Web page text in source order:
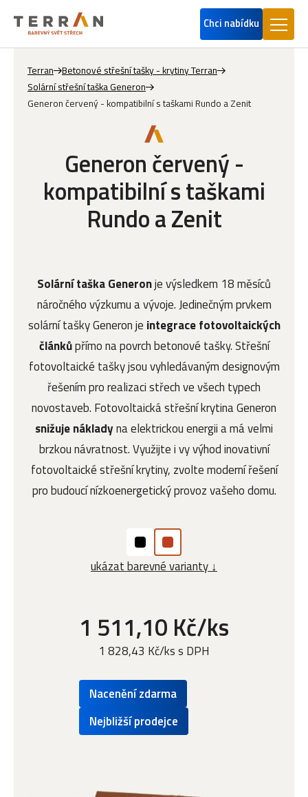
Chci nabídku
Terran
Betonové střešní tašky - krytiny Terran
Solární střešní taška Generon
Generon červený - kompatibilní s taškami Rundo a Zenit
Generon červený -
kompatibilní s taškami
Rundo a Zenit
Solární taška Generonje výsledkem 18 měsíců
náročného výzkumu a vývoje. Jedinečným prvkem
solární tašky Generon je integrace fotovoltaických
článkůpřímo na povrch betonové tašky. Střešní
fotovoltaické tašky jsou vyhledávaným designovým
řešením pro realizaci střech ve všech typech
novostaveb. Fotovoltaická střešní krytina Generon
snižuje nákladyna elektrickou energii a má velmi
brzkou návratnost. Využijte i vy výhod inovativní
fotovoltaické střešní krytiny, zvolte moderní řešení
pro budoucí nízkoenergetický provoz vašeho domu.
ukázat barevné varianty ↓
1 511,10 Kč/ks
1 828,43 Kč/ks s DPH
Nacenění zdarma
Nejbližší prodejce